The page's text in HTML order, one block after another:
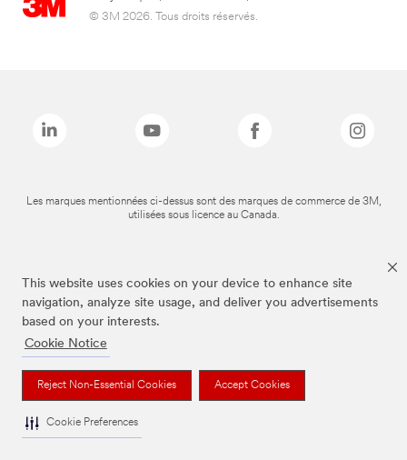
This website uses cookies on your device to enhance site
navigation, analyze site usage, and deliver you advertisements
based on your interests.
Cookie Notice
Reject Non-Essential Cookies Accept Cookies
Cookie Preferences
© 3M 2026. Tous droits réservés.
Les marques mentionnées ci-dessus sont des marques de commerce de 3M,
utilisées sous licence au Canada.